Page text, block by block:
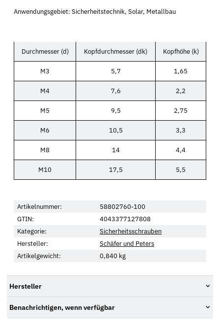
Anwendungsgebiet: Sicherheitstechnik, Solar, Metallbau
Durchmesser (d) Kopfdurchmesser (dk) Kopfhöhe (k)
M3 5,7 1,65
M4 7,6 2,2
M5 9,5 2,75
M6 10,5 3,3
M8 14 4,4
M10 17,5 5,5
Artikelnummer:
58802760-100
GTIN:
4043377127808
Kategorie:
Sicherheitsschrauben
Hersteller:
Schäfer und Peters
Artikelgewicht:
0,840 kg
Hersteller
Benachrichtigen, wenn verfügbar